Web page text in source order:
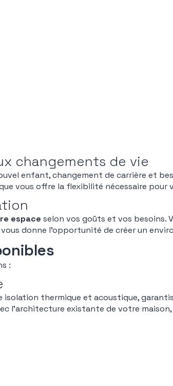
changements de vie
enfant, changement de carrière et
vous offre la flexibilité nécessaire pour
espace selon vos goûts et vos besoins.
donne l’opportunité de créer un
:
thermique et acoustique,
l’architecture existante de votre